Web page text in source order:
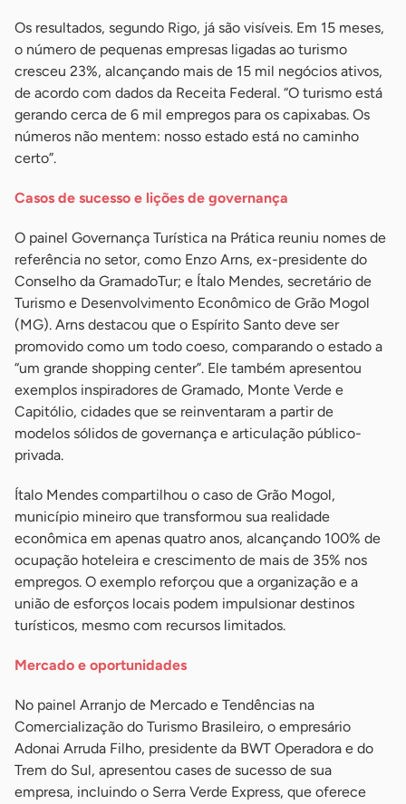
Os resultados, segundo Rigo, já são visíveis. Em 15 meses,
o número de pequenas empresas ligadas ao turismo
cresceu 23%, alcançando mais de 15 mil negócios ativos,
de acordo com dados da Receita Federal. “O turismo está
gerando cerca de 6 mil empregos para os capixabas. Os
números não mentem: nosso estado está no caminho
certo”.
Casos de sucesso e lições de governança
O painel Governança Turística na Prática reuniu nomes de
referência no setor, como Enzo Arns, ex-presidente do
Conselho da GramadoTur; e Ítalo Mendes, secretário de
Turismo e Desenvolvimento Econômico de Grão Mogol
(MG). Arns destacou que o Espírito Santo deve ser
promovido como um todo coeso, comparando o estado a
“um grande shopping center”. Ele também apresentou
exemplos inspiradores de Gramado, Monte Verde e
Capitólio, cidades que se reinventaram a partir de
modelos sólidos de governança e articulação público-
privada.
Ítalo Mendes compartilhou o caso de Grão Mogol,
município mineiro que transformou sua realidade
econômica em apenas quatro anos, alcançando 100% de
ocupação hoteleira e crescimento de mais de 35% nos
empregos. O exemplo reforçou que a organização e a
união de esforços locais podem impulsionar destinos
turísticos, mesmo com recursos limitados.
Mercado e oportunidades
No painel Arranjo de Mercado e Tendências na
Comercialização do Turismo Brasileiro, o empresário
Adonai Arruda Filho, presidente da BWT Operadora e do
Trem do Sul, apresentou cases de sucesso de sua
empresa, incluindo o Serra Verde Express, que oferece